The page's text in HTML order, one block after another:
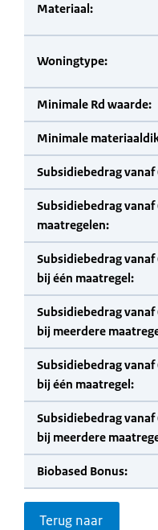
Materiaal:
Woningtype:
Minimale Rd waarde:
Minimale
Subsidiebedrag
Subsidiebedrag
maatregelen:
Subsidiebedrag
bij één maatregel:
Subsidiebedrag
bij meerdere
Subsidiebedrag
bij één maatregel:
Subsidiebedrag
bij meerdere
Biobased Bonus:
Terug naar